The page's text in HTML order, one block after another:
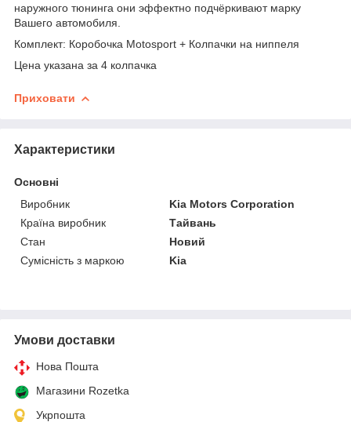
наружного тюнинга они эффектно подчёркивают марку
Вашего автомобиля.
Комплект: Коробочка Motosport + Колпачки на ниппеля
Цена указана за 4 колпачка
Приховати
Характеристики
Основні
Виробник
Kia Motors Corporation
Країна виробник
Тайвань
Стан
Новий
Сумісність з маркою
Kia
Умови доставки
Нова Пошта
Магазини Rozetka
Укрпошта